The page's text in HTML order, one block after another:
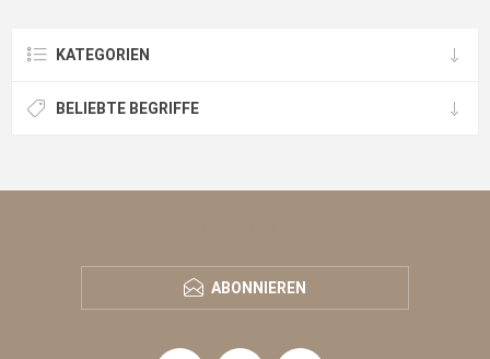
KATEGORIEN
BELIEBTE BEGRIFFE
ABONNIEREN